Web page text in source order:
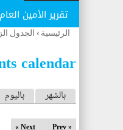
تقرير الأمين العام
أنت
هنا
الرئيسية › الجدول
calendar
ا
ل
بالشهر باليوم